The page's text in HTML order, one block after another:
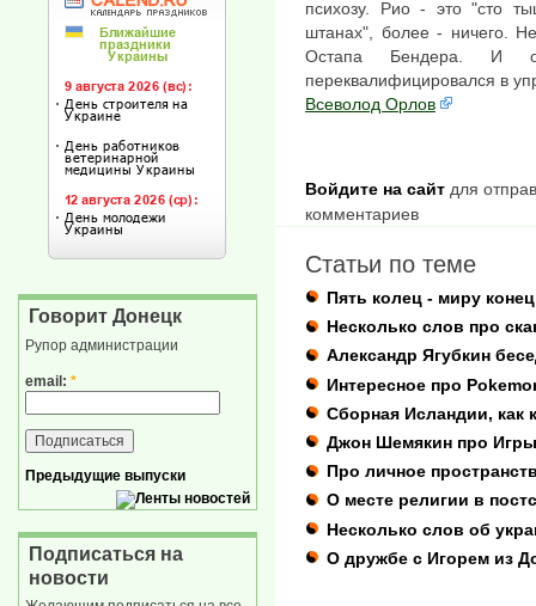
психозу. Рио - это "сто
штанах", более - ничего.
Остапа Бендера. И
переквалифицировался в
Всеволод Орлов
Войдите на сайт для
комментариев
Статьи по теме
Пять колец - миру конец
Несколько слов про
Александр Ягубкин
Интересное про
Сборная Исландии, как
Джон Шемякин про
Про личное
О месте религии в
Несколько слов об
О дружбе с Игорем из
Говорит Донецк
Рупор администрации
email: *
Предыдущие выпуски
Подписаться на
новости